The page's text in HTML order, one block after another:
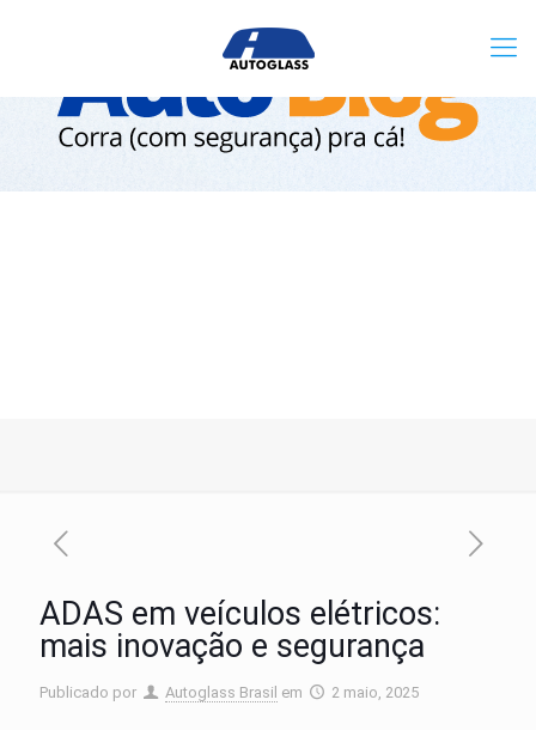
ADAS em veículos elétricos:
mais inovação e segurança
Publicado por Autoglass Brasil em 2 maio, 2025